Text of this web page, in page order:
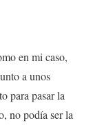
en mi caso,
a unos
para pasar la
no podía ser la